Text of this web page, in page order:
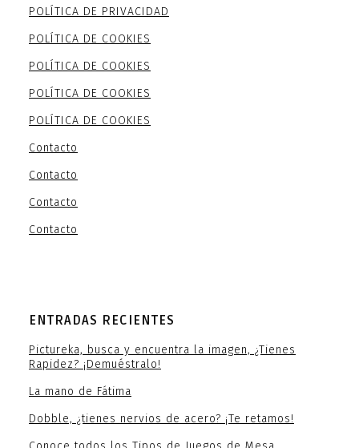
POLÍTICA DE PRIVACIDAD
POLÍTICA DE COOKIES
POLÍTICA DE COOKIES
POLÍTICA DE COOKIES
POLÍTICA DE COOKIES
Contacto
Contacto
Contacto
Contacto
ENTRADAS RECIENTES
Pictureka, busca y encuentra la imagen, ¿Tienes
Rapidez? ¡Demuéstralo!
La mano de Fátima
Dobble, ¿tienes nervios de acero? ¡Te retamos!